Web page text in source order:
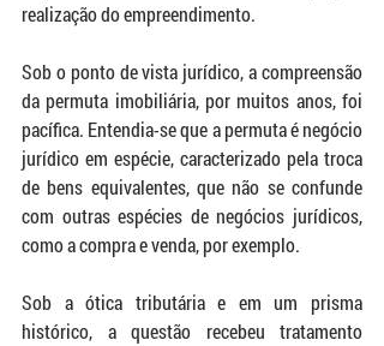
realização do empreendimento.
Sob o ponto de vista jurídico, a compreensão
da permuta imobiliária, por muitos anos, foi
pacífica. Entendia-se que a permuta é negócio
jurídico em espécie, caracterizado pela troca
de bens equivalentes, que não se confunde
com outras espécies de negócios jurídicos,
como a compra e venda, por exemplo.
Sob a ótica tributária e em um prisma
histórico, a questão recebeu tratamento